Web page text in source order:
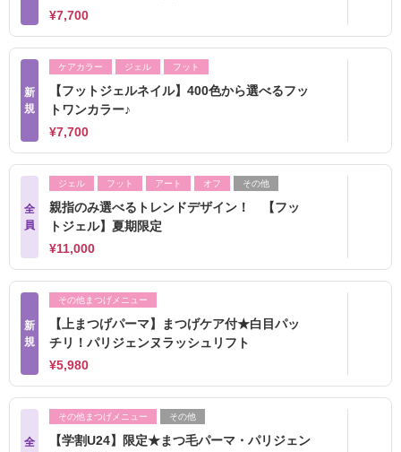
¥7,700
新
規
ケアカラー ジェル フット
【フットジェルネイル】400色から選べるフッ
トワンカラー♪
¥7,700
全
員
ジェル フット アート オフ その他
親指のみ選べるトレンドデザイン！ 【フッ
トジェル】夏期限定
¥11,000
新
規
その他まつげメニュー
【上まつげパーマ】まつげケア付★白目パッ
チリ！パリジェンヌラッシュリフト
¥5,980
全
その他まつげメニュー その他
【学割U24】限定★まつ毛パーマ・パリジェン